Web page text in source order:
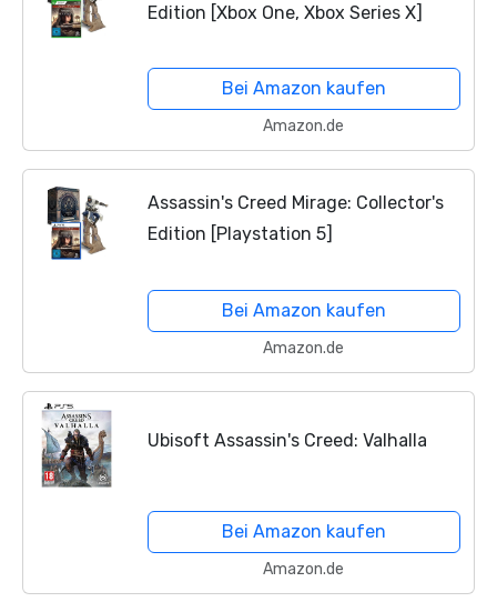
Edition [Xbox One, Xbox Series X]
Bei Amazon kaufen
Amazon.de
Assassin's Creed Mirage: Collector's
Edition [Playstation 5]
Bei Amazon kaufen
Amazon.de
Ubisoft Assassin's Creed: Valhalla
Bei Amazon kaufen
Amazon.de